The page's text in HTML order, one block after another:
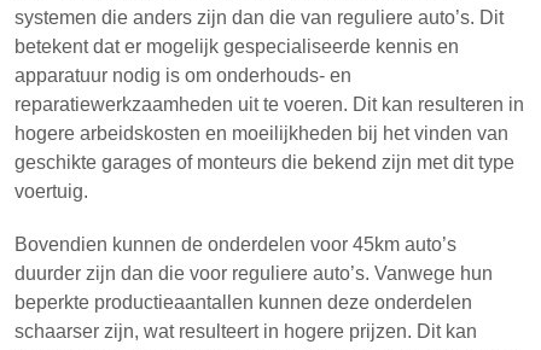
systemen die anders zijn dan die van reguliere auto’s. Dit
betekent dat er mogelijk gespecialiseerde kennis en
apparatuur nodig is om onderhouds- en
reparatiewerkzaamheden uit te voeren. Dit kan resulteren in
hogere arbeidskosten en moeilijkheden bij het vinden van
geschikte garages of monteurs die bekend zijn met dit type
voertuig.
Bovendien kunnen de onderdelen voor 45km auto’s
duurder zijn dan die voor reguliere auto’s. Vanwege hun
beperkte productieaantallen kunnen deze onderdelen
schaarser zijn, wat resulteert in hogere prijzen. Dit kan